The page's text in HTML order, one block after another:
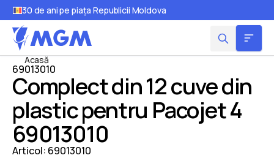
30 de ani pe piața Republicii Moldova
Acasă
69013010
Complect din 12 cuve din
plastic pentru Pacojet 4
69013010
Articol: 69013010